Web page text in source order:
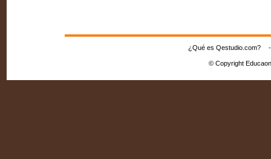
¿Qué es Qestudio.com?
© Copyright